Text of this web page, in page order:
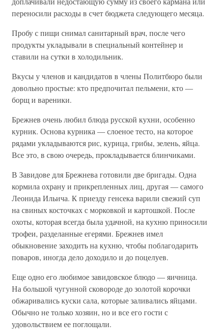
переносили расходы в счет бюджета следующего месяца.
Пробу с пищи снимал санитарный врач, после чего
продукты укладывали в специальный контейнер и
ставили на сутки в холодильник.
Вкусы у членов и кандидатов в члены Политбюро были
довольно простые: кто предпочитал пельмени, кто —
борщ и вареники.
Брежнев очень любил блюда русской кухни, особенно
курник. Основа курника — слоеное тесто, на которое
рядами укладываются рис, курица, грибы, зелень, яйца.
Все это, в свою очередь, прокладывается блинчиками.
В Завидове для Брежнева готовили две бригады. Одна
кормила охрану и прикрепленных лиц, другая — самого
Леонида Ильича. К приезду генсека варили свежий суп
на свиных косточках с морковкой и картошкой. После
охоты, которая всегда была удачной, на кухню приносили
трофеи, разделанные егерями. Брежнев имел
обыкновение заходить на кухню, чтобы поблагодарить
поваров, иногда дело доходило и до поцелуев.
Еще одно его любимое завидовское блюдо — яичница.
На большой чугунной сковороде до золотой корочки
обжаривались куски сала, которые заливались яйцами.
Обычно не только хозяин, но и все его гости с
удовольствием ее поглощали.